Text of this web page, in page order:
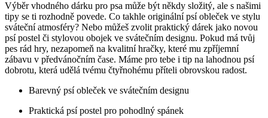
Výběr vhodného dárku pro psa může být někdy složitý, ale s našimi
tipy se ti rozhodně povede. Co takhle originální psí obleček ve stylu
sváteční atmosféry? Nebo můžeš zvolit praktický dárek jako novou
psí postel či stylovou obojek ve svátečním designu. Pokud má tvůj
pes rád hry, nezapomeň na kvalitní hračky, které mu zpříjemní
zábavu v předvánočním čase. Máme pro tebe i tip na lahodnou psí
dobrotu, která udělá tvému čtyřnohému příteli obrovskou radost.
Barevný psí obleček ve svátečním designu
Praktická psí postel pro pohodlný spánek